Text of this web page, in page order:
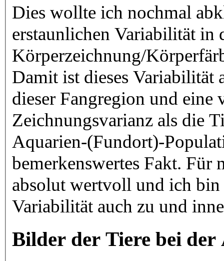
Dies wollte ich nochmal
erstaunlichen Variabilität in
Körperzeichnung/
Damit ist dieses Variabilität
dieser Fangregion und eine
Zeichnungsvarianz als die
Aquarien-(Fundort)-
bemerkenswertes Fakt.
absolut wertvoll und ich bin
Variabilität auch zu und
Bilder der Tiere bei